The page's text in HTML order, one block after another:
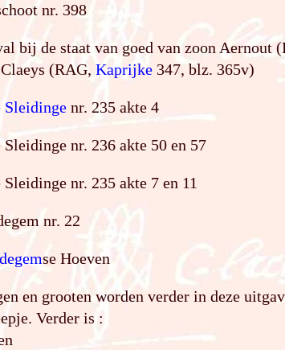
nr. 398
bij de staat van goed van zoon Aernout
(RAG,Kaprijke 347, blz. 365v)
Sleidinge nr. 235 akte 4
nr. 236 akte 50 en 57
nr. 235 akte 7 en 11
nr. 22
se Hoeven
en grooten worden verder in deze
Verder is :